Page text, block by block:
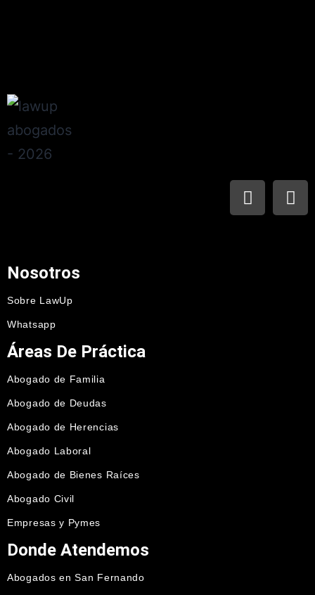
Nosotros
Sobre LawUp
Whatsapp
Áreas De Práctica
Abogado de Familia
Abogado de Deudas
Abogado de Herencias
Abogado Laboral
Abogado de Bienes Raíces
Abogado Civil
Empresas y Pymes
Donde Atendemos
Abogados en San Fernando